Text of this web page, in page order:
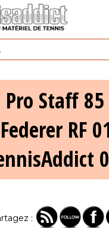
MARQUES &
LES GUIDES DU
Staff
RF
: